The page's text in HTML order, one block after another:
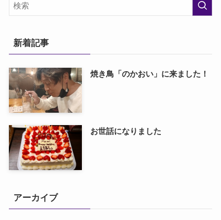
新着記事
焼き鳥「のかおい」に来ました！
お世話になりました
アーカイブ